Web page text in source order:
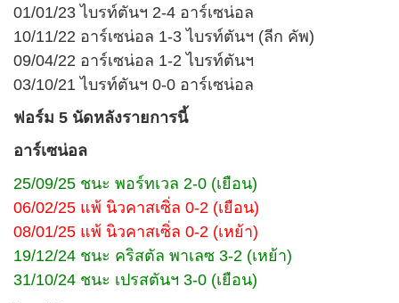
01/01/23 ไบรท์ตันฯ 2-4 อาร์เซน่อล
10/11/22 อาร์เซน่อล 1-3 ไบรท์ตันฯ (ลีก คัพ)
09/04/22 อาร์เซน่อล 1-2 ไบรท์ตันฯ
03/10/21 ไบรท์ตันฯ 0-0 อาร์เซน่อล
ฟอร์ม 5 นัดหลังรายการนี้
อาร์เซน่อล
25/09/25 ชนะ พอร์ทเวล 2-0 (เยือน)
06/02/25 แพ้ นิวคาสเซิ่ล 0-2 (เยือน)
08/01/25 แพ้ นิวคาสเซิ่ล 0-2 (เหย้า)
19/12/24 ชนะ คริสตัล พาเลซ 3-2 (เหย้า)
31/10/24 ชนะ เปรสตันฯ 3-0 (เยือน)